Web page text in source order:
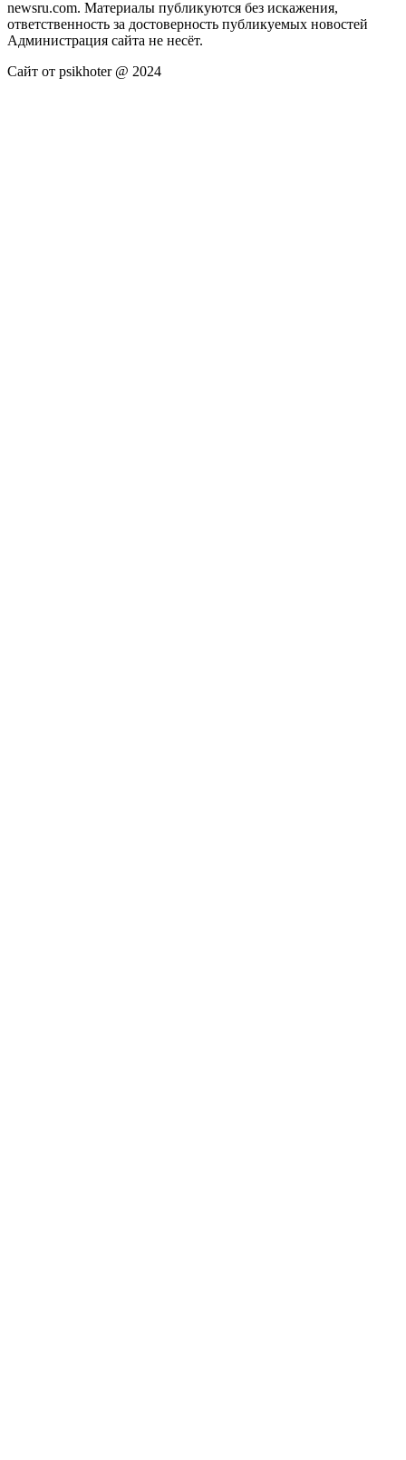
newsru.com. Материалы публикуются без искажения,
ответственность за достоверность публикуемых новостей
Администрация сайта не несёт.
Сайт от psikhoter @ 2024